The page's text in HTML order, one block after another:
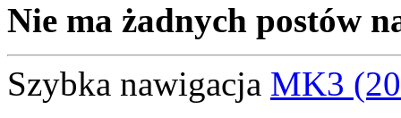
Nie ma żadnych postów
Szybka nawigacja MK3